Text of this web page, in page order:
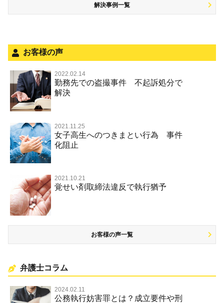
ストーカー事件
不正競争防止法
風営法・風適法違反
文書偽造・偽造文書行使
著作権法違反・商標法違反
放火・失火
名誉棄損罪・侮辱
被害届・告訴・告発の不安や悩み
面会・差し入れ
解決事例一覧
お客様の声
2022.02.14
勤務先での盗撮事件 不起訴処分で
解決
2021.11.25
女子高生へのつきまとい行為 事件
化阻止
2021.10.21
覚せい剤取締法違反で執行猶予
お客様の声一覧
弁護士コラム
2024.02.11
公務執行妨害罪とは？成立要件や刑